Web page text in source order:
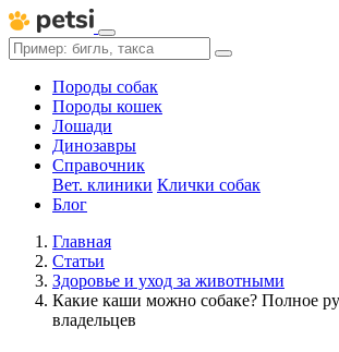
Породы собак
Породы кошек
Лошади
Динозавры
Справочник
Вет. клиники Клички собак
Блог
Главная
Статьи
Здоровье и уход за животными
Какие каши можно собаке? Полное
владельцев